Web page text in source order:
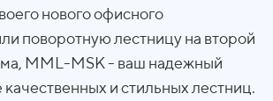
нового офисного
поворотную лестницу на второй
MML-MSK - ваш надежный
и стильных лестниц.